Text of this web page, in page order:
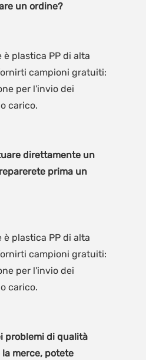
decidere di effettuare un ordine?
è plastica PP di alta
campioni gratuiti:
per l'invio dei
direttamente un
prima un
è plastica PP di alta
campioni gratuiti:
per l'invio dei
problemi di qualità
merce, potete